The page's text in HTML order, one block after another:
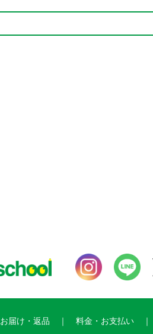
お届け・返品 料金・お支払い